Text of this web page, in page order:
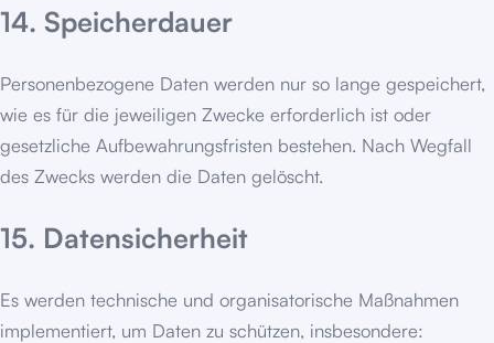
14. Speicherdauer
Personenbezogene Daten werden nur so lange gespeichert,
wie es für die jeweiligen Zwecke erforderlich ist oder
gesetzliche Aufbewahrungsfristen bestehen. Nach Wegfall
des Zwecks werden die Daten gelöscht.
15. Datensicherheit
Es werden technische und organisatorische Maßnahmen
implementiert, um Daten zu schützen, insbesondere: